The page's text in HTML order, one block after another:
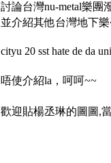
討論台灣nu-metal樂團
並介紹其他台灣地下
cityu 20 sst hate de da
唔使介紹la，呵呵~~
歡迎貼楊丞琳的圖圖,